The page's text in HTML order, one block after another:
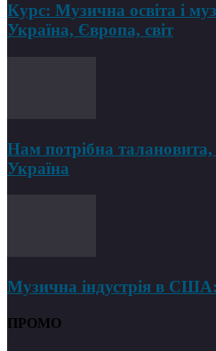
Курс: Музична освіта і
Україна, Європа, світ
Нам потрібна талановита,
Україна
Музична індустрія в
ПРОМО